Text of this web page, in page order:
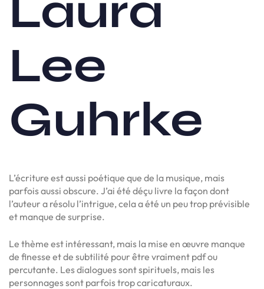
Lee
Guhrke
L’écriture est aussi poétique que de la musique, mais
parfois aussi obscure. J’ai été déçu livre la façon dont
l’auteur a résolu l’intrigue, cela a été un peu trop prévisible
et manque de surprise.
Le thème est intéressant, mais la mise en œuvre manque
de finesse et de subtilité pour être vraiment pdf ou
percutante. Les dialogues sont spirituels, mais les
personnages sont parfois trop caricaturaux.